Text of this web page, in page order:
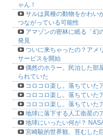
ゃん！
サルは異種の動物をかわい
つながっている可能性
アマゾンの密林に眠る「幻
発見
ついに来ちゃったの？アメ
サービスを開始
偶然のホラー。民泊した部
られていた
コロコロ楽し。落ちていた
コロコロ楽し。落ちていた
コロコロ楽し。落ちていた
地球に落下する人工衛星の
地球にいったい何が？
宮崎駿的世界観、苔むした